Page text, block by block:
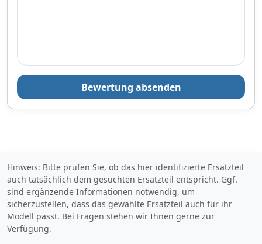
Produktinformationen des Anbieters
Bewertung absenden
Hinweis: Bitte prüfen Sie, ob das hier identifizierte Ersatzteil
auch tatsächlich dem gesuchten Ersatzteil entspricht. Ggf.
sind ergänzende Informationen notwendig, um
sicherzustellen, dass das gewählte Ersatzteil auch für ihr
Modell passt. Bei Fragen stehen wir Ihnen gerne zur
Verfügung.